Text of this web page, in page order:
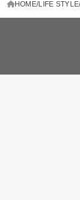
HOME LIFE STYLE